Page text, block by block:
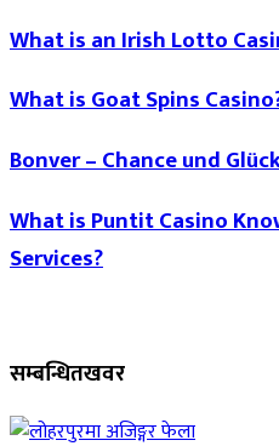
What is an Irish Lotto
What is Goat Spins
Bonver – Chance und
What is Puntit Casino
Services?
सम्बन्धितखवर